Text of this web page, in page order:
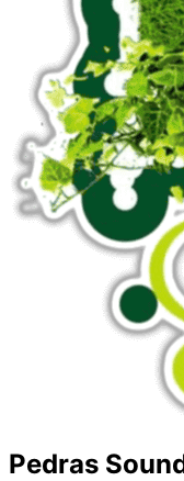
Pedras